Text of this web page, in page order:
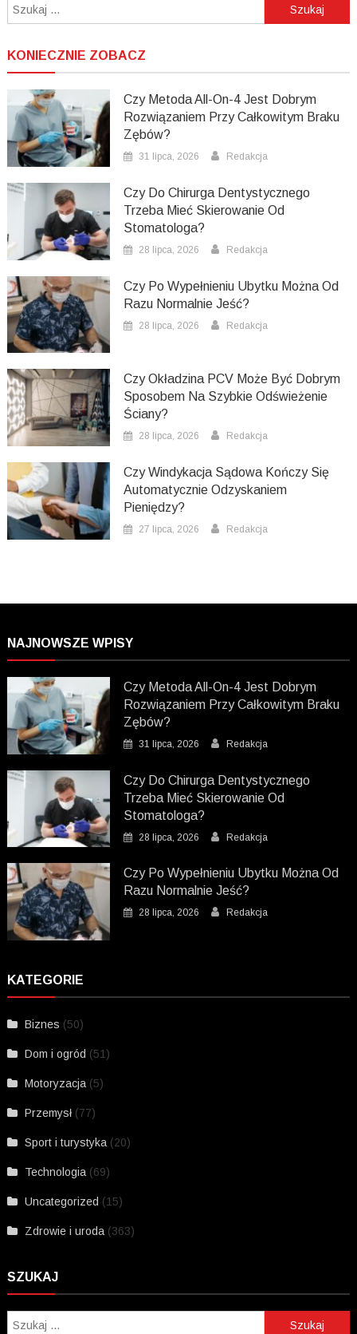
Szukaj:
KONIECZNIE ZOBACZ
Czy Metoda All-On-4 Jest Dobrym
Rozwiązaniem Przy Całkowitym Braku
Zębów?
31 lipca, 2026 Redakcja
Czy Do Chirurga Dentystycznego
Trzeba Mieć Skierowanie Od
Stomatologa?
28 lipca, 2026 Redakcja
Czy Po Wypełnieniu Ubytku Można Od
Razu Normalnie Jeść?
28 lipca, 2026 Redakcja
Czy Okładzina PCV Może Być Dobrym
Sposobem Na Szybkie Odświeżenie
Ściany?
28 lipca, 2026 Redakcja
Czy Windykacja Sądowa Kończy Się
Automatycznie Odzyskaniem
Pieniędzy?
27 lipca, 2026 Redakcja
NAJNOWSZE WPISY
Czy Metoda All-On-4 Jest Dobrym
Rozwiązaniem Przy Całkowitym Braku
Zębów?
31 lipca, 2026 Redakcja
Czy Do Chirurga Dentystycznego
Trzeba Mieć Skierowanie Od
Stomatologa?
28 lipca, 2026 Redakcja
Czy Po Wypełnieniu Ubytku Można Od
Razu Normalnie Jeść?
28 lipca, 2026 Redakcja
KATEGORIE
Biznes (50)
Dom i ogród (51)
Motoryzacja (5)
Przemysł (77)
Sport i turystyka (20)
Technologia (69)
Uncategorized (15)
Zdrowie i uroda (363)
SZUKAJ
Szukaj: